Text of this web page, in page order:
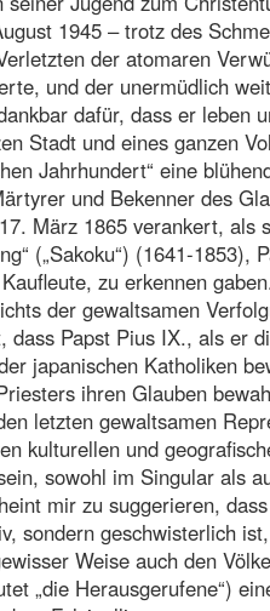
1945 – trotz des
der atomaren
und der unermüdlich
dafür, dass er leben
Stadt und eines ganzen
Jahrhundert“ eine
und Bekenner des
März 1865 verankert, als
(„Sakoku“) (1641-1853),
zu erkennen
der gewaltsamen
Papst Pius IX., als er
japanischen Katholiken
ihren Glauben
letzten gewaltsamen
kulturellen und
sowohl im Singular als
mir zu suggerieren,
sondern geschwisterlich
Weise auch den
„die Herausgerufene“)